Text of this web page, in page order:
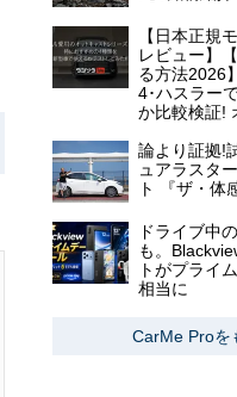
【日本正規
レビュー】
る方法2026
4･ハスラー
か比較検証!
論より証拠!
ュアラスタ
ト 『ザ・体
ドライブ中
も。
トがプライ
相当に
CarMe Proを